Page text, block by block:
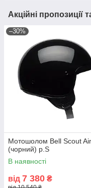
Акційні пропозиції
–30%
Мотошолом Bell Scout Air
(чорний) р.S
В наявності
від 7 380 ₴